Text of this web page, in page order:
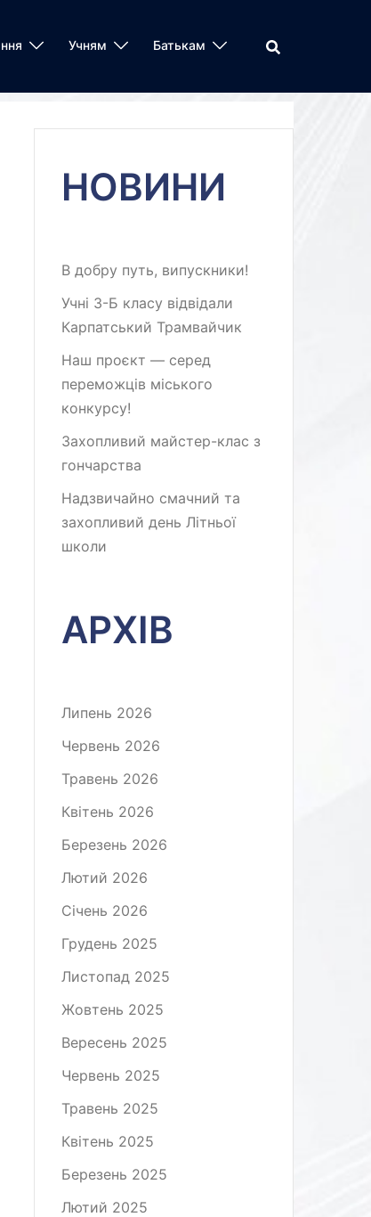
Учням Батькам
НОВИНИ
В добру путь, випускники!
Учні 3-Б класу відвідали
Карпатський Трамвайчик
Наш проєкт — серед
переможців міського
конкурсу!
Захопливий майстер-клас з
гончарства
Надзвичайно смачний та
захопливий день Літньої
школи
АРХІВ
Липень 2026
Червень 2026
Травень 2026
Квітень 2026
Березень 2026
Лютий 2026
Січень 2026
Грудень 2025
Листопад 2025
Жовтень 2025
Вересень 2025
Червень 2025
Травень 2025
Квітень 2025
Березень 2025
Лютий 2025